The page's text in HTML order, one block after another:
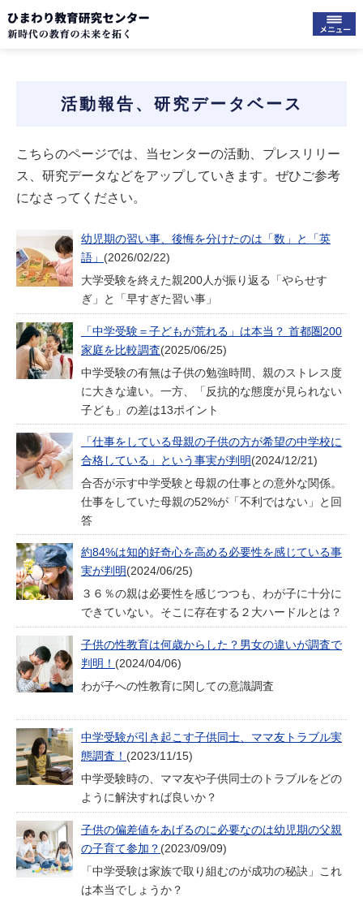
活動報告、研究データベース
こちらのページでは、当センターの活動、プレスリリー
ス、研究データなどをアップしていきます。ぜひご参考
になさってください。
幼児期の習い事、後悔を分けたのは「数」と「英
語」 (2026/02/22)
大学受験を終えた親200人が振り返る「やらせす
ぎ」と「早すぎた習い事」
「中学受験＝子どもが荒れる」は本当？ 首都圏200
家庭を比較調査(2025/06/25)
中学受験の有無は子供の勉強時間、親のストレス度
に大きな違い。一方、「反抗的な態度が見られない
子ども」の差は13ポイント
「仕事をしている母親の子供の方が希望の中学校に
合格している」という事実が判明(2024/12/21)
合否が示す中学受験と母親の仕事との意外な関係。
仕事をしていた母親の52%が「不利ではない」と回
答
約84%は知的好奇心を高める必要性を感じている事
実が判明(2024/06/25)
３６％の親は必要性を感じつつも、わが子に十分に
できていない。そこに存在する２大ハードルとは？
子供の性教育は何歳からした？男女の違いが調査で
判明！ (2024/04/06)
わが子への性教育に関しての意識調査
中学受験が引き起こす子供同士、ママ友トラブル実
態調査！ (2023/11/15)
中学受験時の、ママ友や子供同士のトラブルをどの
ように解決すれば良いか？
子供の偏差値をあげるのに必要なのは幼児期の父親
の子育て参加？ (2023/09/09)
「中学受験は家族で取り組むのが成功の秘訣」これ
は本当でしょうか？